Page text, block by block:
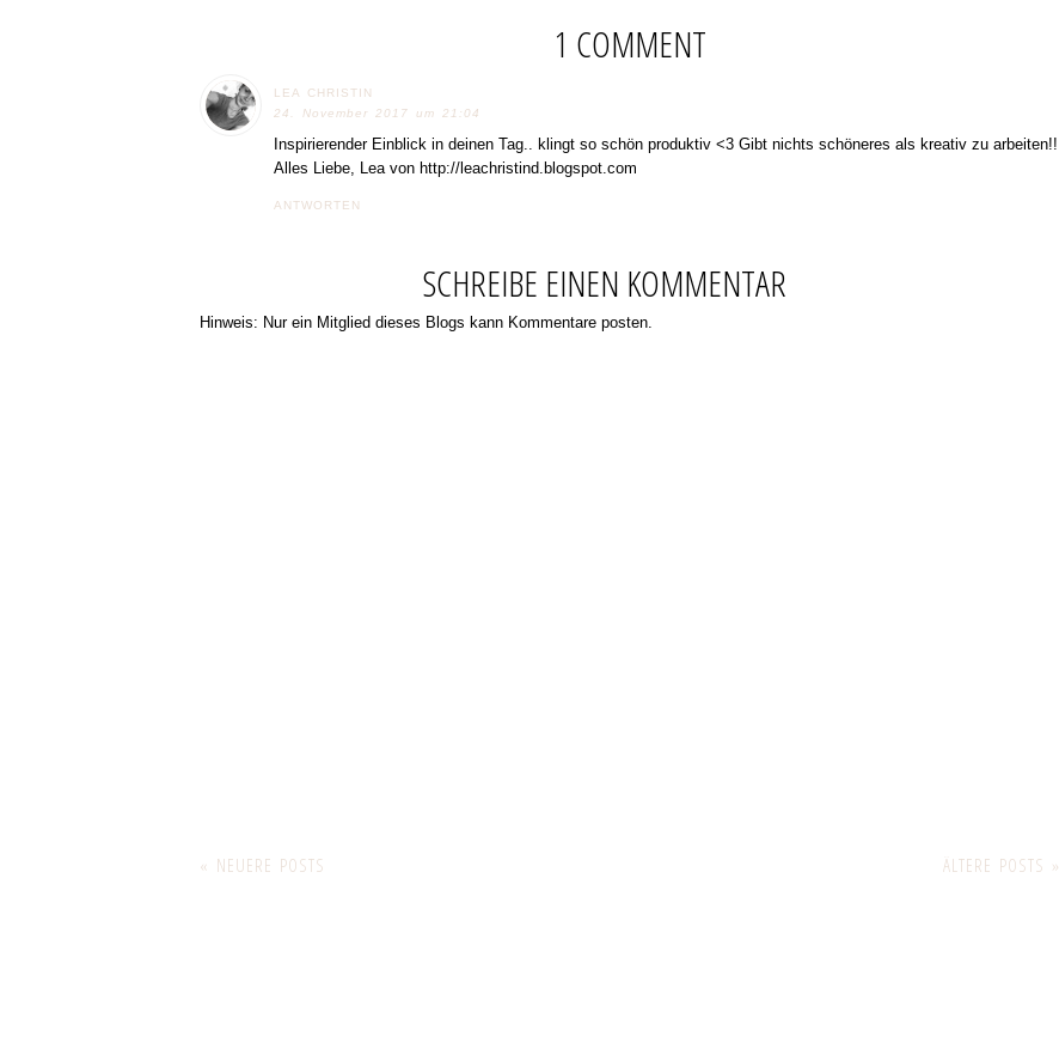
1 COMMENT
LEA CHRISTIN
24. November 2017 um 21:04
Inspirierender Einblick in deinen Tag.. klingt so schön produktiv <3 Gibt nichts schöneres als kreativ zu arbeiten!!
Alles Liebe, Lea von http://leachristind.blogspot.com
ANTWORTEN
SCHREIBE EINEN KOMMENTAR
Hinweis: Nur ein Mitglied dieses Blogs kann Kommentare posten.
« NEUERE POSTS ÄLTERE POSTS »